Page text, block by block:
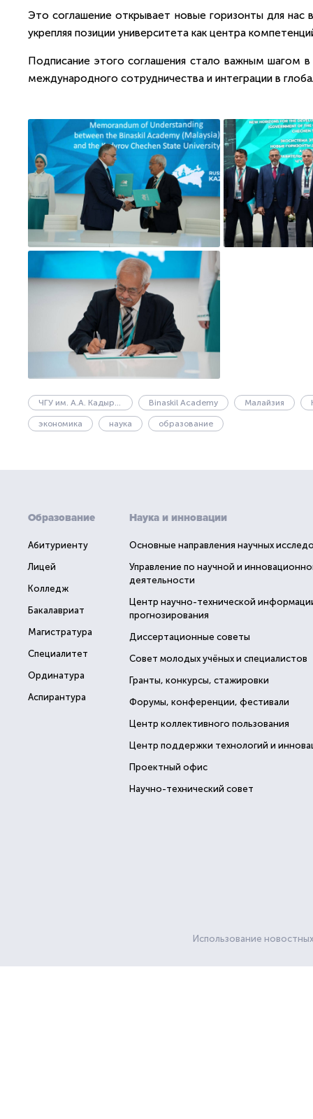
Это соглашение открывает новые горизонты для
укрепляя позиции университета как центра
Подписание этого соглашения стало важным шагом
международного сотрудничества и интеграции в
ЧГУ им. А.А. Кадырова Binaskil Academy Малайзия
экономика наука образование
Образование
Абитуриенту
Лицей
Колледж
Бакалавриат
Магистратура
Специалитет
Ординатура
Аспирантура
Наука и инновации
Основные направления научных
Управление по научной и
деятельности
Центр научно-технической
прогнозирования
Диссертационные советы
Совет молодых учёных и специалистов
Гранты, конкурсы, стажировки
Форумы, конференции, фестивали
Центр коллективного пользования
Центр поддержки технологий и
Проектный офис
Научно-технический совет
Использование